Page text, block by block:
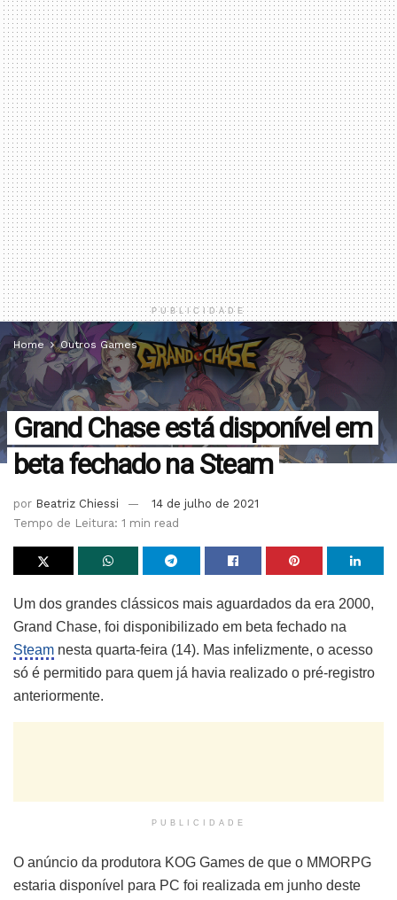
PUBLICIDADE
Home Outros Games
Grand Chase está disponível em
beta fechado na Steam
por Beatriz Chiessi
14 de julho de 2021
Tempo de Leitura: 1 min read
Um dos grandes clássicos mais aguardados da era 2000,
Grand Chase, foi disponibilizado em beta fechado na
Steam nesta quarta-feira (14). Mas infelizmente, o acesso
só é permitido para quem já havia realizado o pré-registro
anteriormente.
PUBLICIDADE
O anúncio da produtora KOG Games de que o MMORPG
estaria disponível para PC foi realizada em junho deste